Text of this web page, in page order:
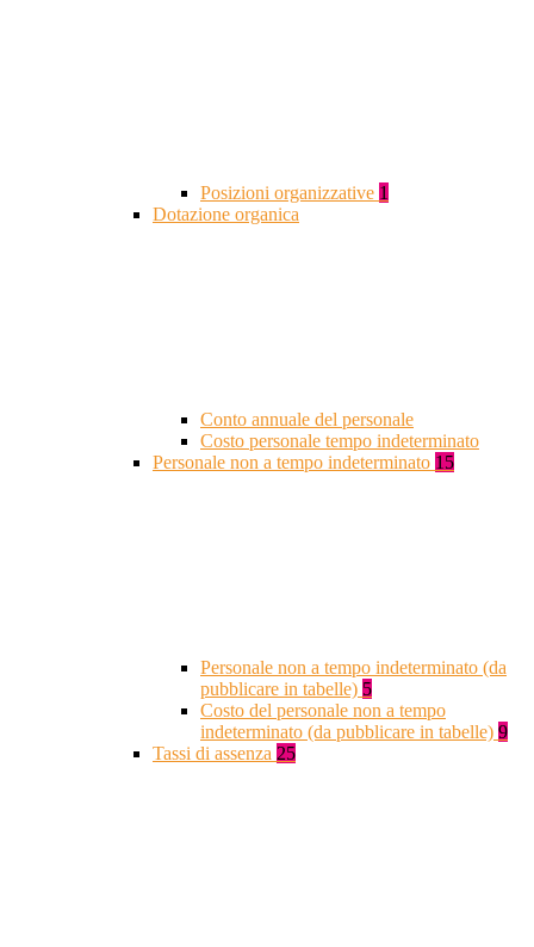
Posizioni organizzative 1
Dotazione organica
Conto annuale del personale
Costo personale tempo indeterminato
Personale non a tempo indeterminato 15
Personale non a tempo indeterminato (da
pubblicare in tabelle) 5
Costo del personale non a tempo
indeterminato (da pubblicare in tabelle) 9
Tassi di assenza 25